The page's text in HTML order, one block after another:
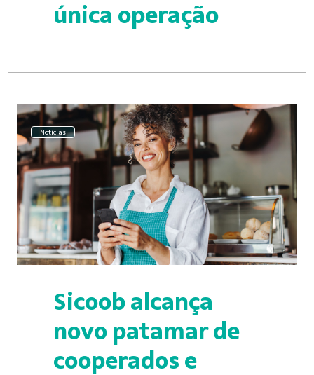
única operação
Notícias
Sicoob alcança
novo patamar de
cooperados e